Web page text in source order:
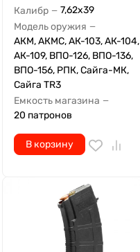
Калибр — 7,62x39
Модель оружия —
АКМ, АКМС, АК-103, АК-104,
АК-109, ВПО-126, ВПО-136,
ВПО-156, РПК, Сайга-МК,
Сайга TR3
Емкость магазина —
20 патронов
В корзину